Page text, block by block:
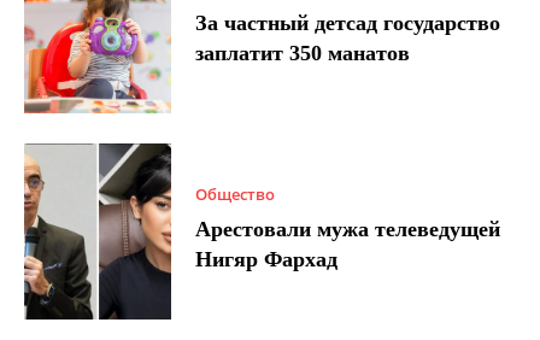
За частный детсад государство
заплатит 350 манатов
Общество
Арестовали мужа телеведущей
Нигяр Фархад